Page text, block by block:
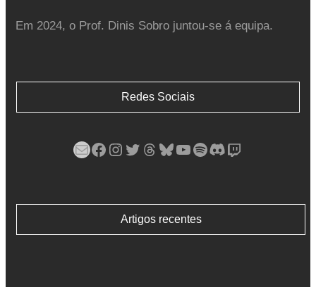
Em 2024, o Prof. Dinis Sobro juntou-se á equipa.
Redes Sociais
Mail Facebook Instagram Twitter Threads Bluesky YouTube Spotify Discord Twitch
Artigos recentes